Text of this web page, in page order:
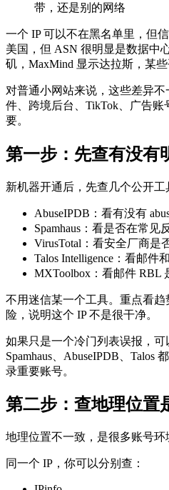
带，还是别的网络
一个 IP 可以不在黑名单里，但
美国，但 ASN 很明显是数据中
矶，MaxMind 显示达拉斯，某
对普通小网站来说，这些差异
件、跨境后台、TikTok、广告
要。
第一步：先查有没有
新机器开通后，先查几个公开工
AbuseIPDB：看有没有
Spamhaus：看是否在常见
VirusTotal：看安全厂商是
Talos Intelligence：看邮件
MXToolbox：看邮件 RBL
不用迷信某一个工具。重点看
险，说明这个 IP 不是很干净。
如果只是一个冷门列表误报，
Spamhaus、AbuseIPDB、Talos
录重要账号。
第二步：查地理位置
地理位置不一致，是很多账号环
同一个 IP，你可以分别查：